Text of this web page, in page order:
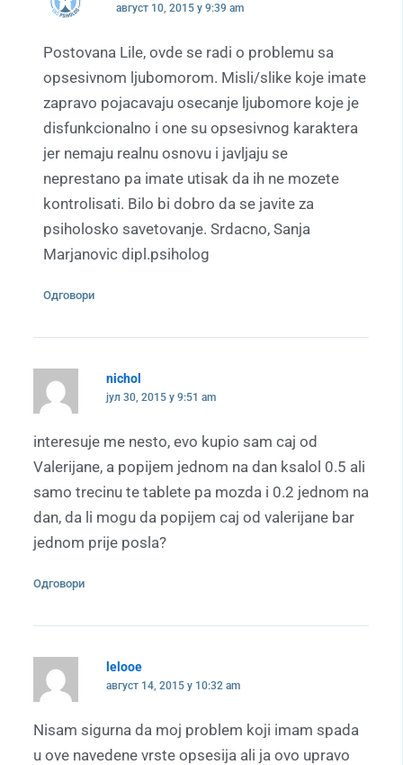
август 10, 2015 у 9:39 am
Postovana Lile, ovde se radi o problemu sa
opsesivnom ljubomorom. Misli/slike koje imate
zapravo pojacavaju osecanje ljubomore koje je
disfunkcionalno i one su opsesivnog karaktera
jer nemaju realnu osnovu i javljaju se
neprestano pa imate utisak da ih ne mozete
kontrolisati. Bilo bi dobro da se javite za
psiholosko savetovanje. Srdacno, Sanja
Marjanovic dipl.psiholog
Одговори
nichol
јул 30, 2015 у 9:51 am
interesuje me nesto, evo kupio sam caj od
Valerijane, a popijem jednom na dan ksalol 0.5 ali
samo trecinu te tablete pa mozda i 0.2 jednom na
dan, da li mogu da popijem caj od valerijane bar
jednom prije posla?
Одговори
lelooe
август 14, 2015 у 10:32 am
Nisam sigurna da moj problem koji imam spada
u ove navedene vrste opsesija ali ja ovo upravo